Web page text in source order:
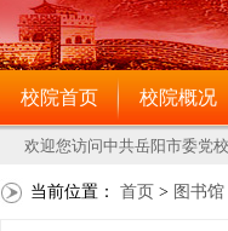
当前位置： 首页 > 图书馆